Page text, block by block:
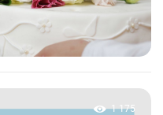
1 175